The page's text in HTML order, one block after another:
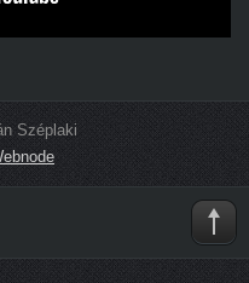
Széplaki